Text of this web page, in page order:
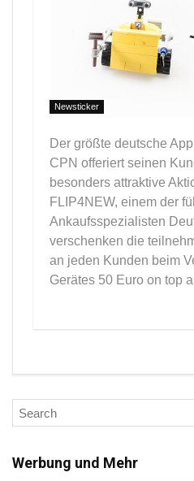
Newsticker
Der größte deutsche
CPN offeriert seinen
besonders attraktive
FLIP4NEW, einem der
Ankaufsspezialisten
verschenken die
an jeden Kunden beim
Gerätes 50 Euro on top
Werbung und Mehr